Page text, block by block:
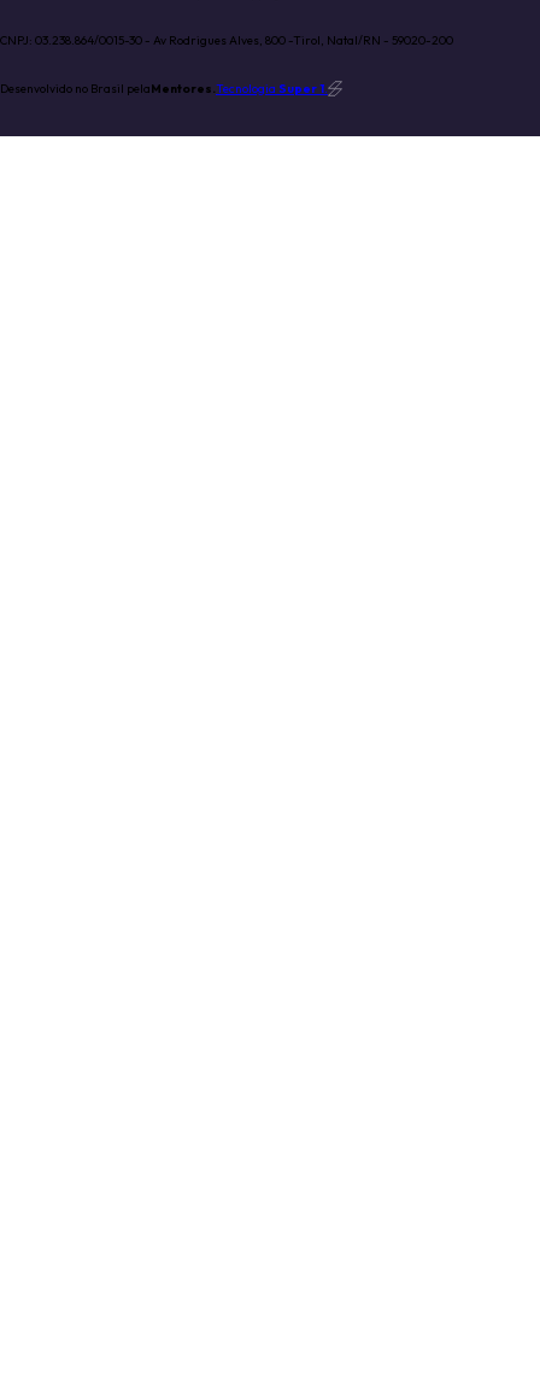
CNPJ: 03.238.864/0015-30 - Av Rodrigues Alves, 800 -Tirol, Natal/RN - 59020-200
Desenvolvido no Brasil pelaMentores.Tecnologia Super 1.